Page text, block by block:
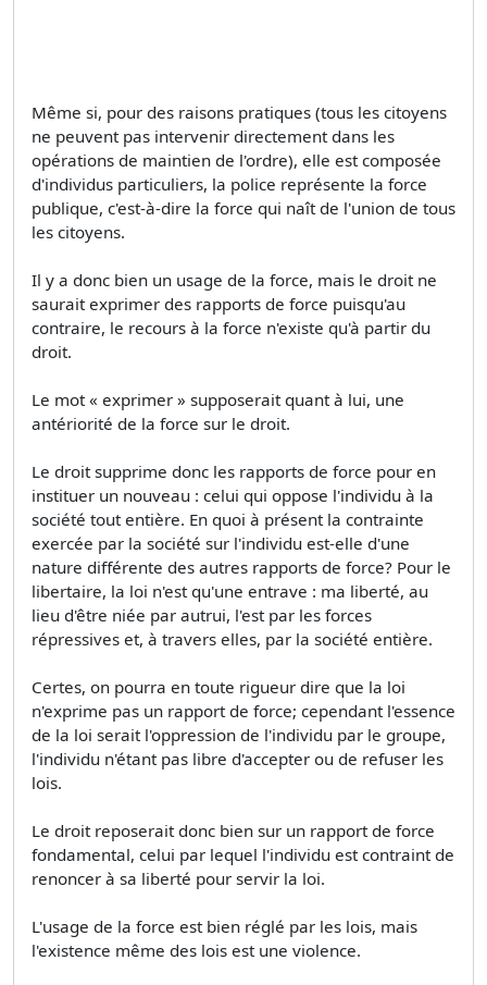
Même si, pour des raisons pratiques (tous les citoyens
ne peuvent pas intervenir directement dans les
opérations de maintien de l'ordre), elle est composée
d'individus particuliers, la police représente la force
publique, c'est-à-dire la force qui naît de l'union de tous
les citoyens.
Il y a donc bien un usage de la force, mais le droit ne
saurait exprimer des rapports de force puisqu'au
contraire, le recours à la force n'existe qu'à partir du
droit.
Le mot « exprimer » supposerait quant à lui, une
antériorité de la force sur le droit.
Le droit supprime donc les rapports de force pour en
instituer un nouveau : celui qui oppose l'individu à la
société tout entière. En quoi à présent la contrainte
exercée par la société sur l'individu est-elle d'une
nature différente des autres rapports de force? Pour le
libertaire, la loi n'est qu'une entrave : ma liberté, au
lieu d'être niée par autrui, l'est par les forces
répressives et, à travers elles, par la société entière.
Certes, on pourra en toute rigueur dire que la loi
n'exprime pas un rapport de force; cependant l'essence
de la loi serait l'oppression de l'individu par le groupe,
l'individu n'étant pas libre d'accepter ou de refuser les
lois.
Le droit reposerait donc bien sur un rapport de force
fondamental, celui par lequel l'individu est contraint de
renoncer à sa liberté pour servir la loi.
L'usage de la force est bien réglé par les lois, mais
l'existence même des lois est une violence.